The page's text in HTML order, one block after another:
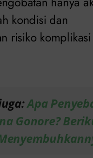
kondisi dan
risiko
Apa
Gonore?